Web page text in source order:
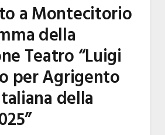
a Montecitorio
della
Teatro “Luigi
per Agrigento
della